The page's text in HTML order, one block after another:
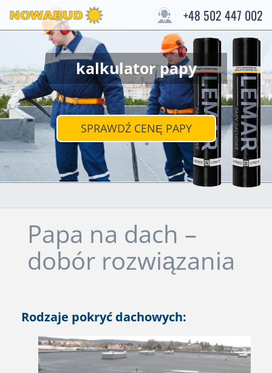
+48 502 447 002
kalkulator papy
SPRAWDŹ CENĘ PAPY
Papa na dach –
dobór rozwiązania
Rodzaje pokryć dachowych: